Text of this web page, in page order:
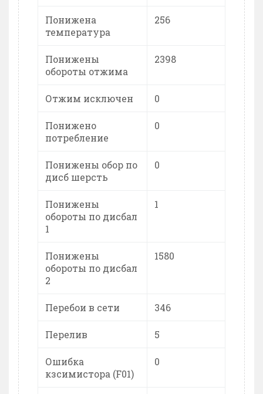
Понижена
температура
256
Понижены
обороты отжима
2398
Отжим исключен 0
Понижено
потребление
0
Понижены обор по
дисб шерсть
0
Понижены
обороты по дисбал
1
1
Понижены
обороты по дисбал
2
1580
Перебои в сети 346
Перелив 5
Ошибка
кзсимистора (F01)
0